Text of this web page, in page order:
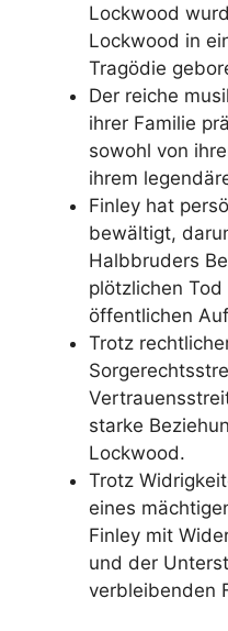
Lockwood
Lockwood in
Tragödie
Der reiche
ihrer Familie
sowohl von
ihrem
Finley hat
bewältigt,
Halbbruders
plötzlichen
öffentlichen
Trotz
starke
Lockwood.
Trotz
eines
Finley mit
und der
verbleibenden